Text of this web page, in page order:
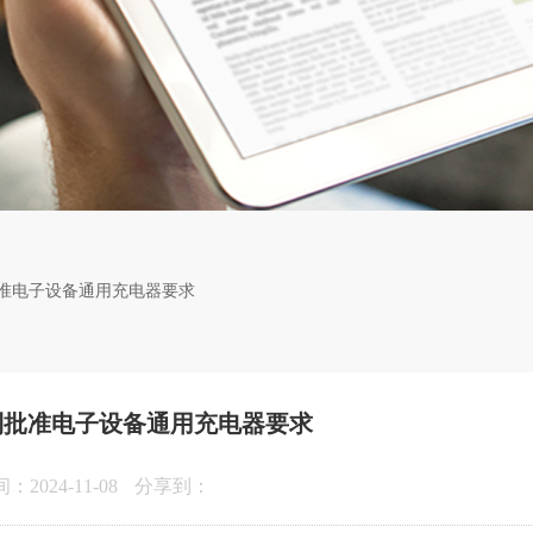
电子设备通用充电器要求
准电子设备通用充电器要求
：2024-11-08 分享到：